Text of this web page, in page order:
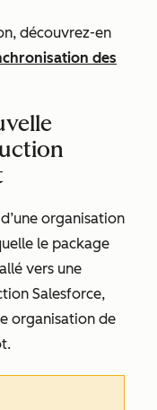
découvrez-en
des
organisation
le package
vers une
Salesforce,
organisation de